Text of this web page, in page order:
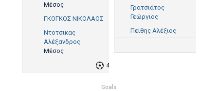
Μέσος
ΓΚΟΓΚΟΣ ΝΙΚΟΛΑΟΣ
Ντοτσικας
Αλέξανδρος
Μέσος
4
Γρατσιάτος
Γεώργιος
Πείθης Αλέξιος
Goals